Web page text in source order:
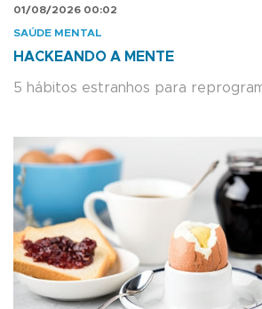
01/08/2026 00:02
SAÚDE MENTAL
HACKEANDO A MENTE
5 hábitos estranhos para